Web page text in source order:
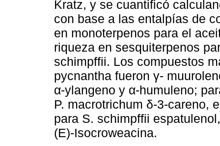
Kratz, y se cuantificó
con base a las entalpías de
en monoterpenos para el
riqueza en sesquiterpenos
schimpffii. Los compuestos
pycnantha fueron γ-
α-ylangeno y α-humuleno;
P. macrotrichum δ-3-careno,
para S. schimpffii
(E)-Isocroweacina.